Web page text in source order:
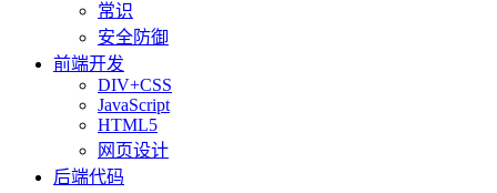
常识
安全防御
前端开发
DIV+CSS
JavaScript
HTML5
网页设计
后端代码